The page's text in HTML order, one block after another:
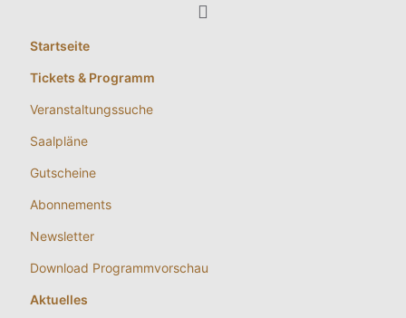
Startseite
Tickets & Programm
Veranstaltungssuche
Saalpläne
Gutscheine
Abonnements
Newsletter
Download Programmvorschau
Aktuelles